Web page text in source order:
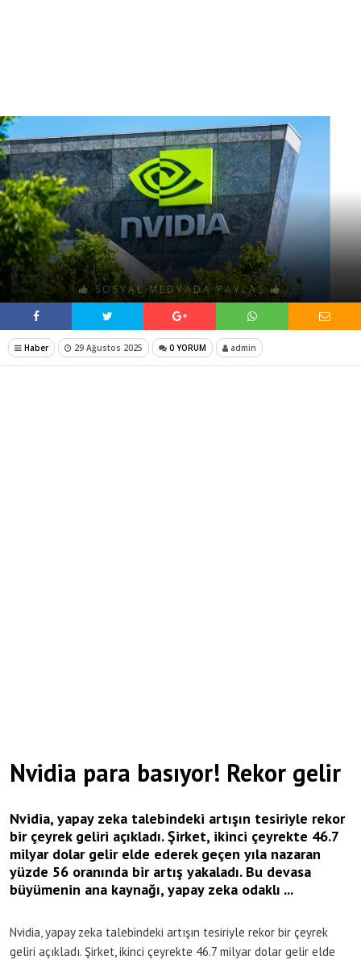
SOSYAL MEDYADA PAYLAŞ
Haber 29 Ağustos 2025 0 YORUM admin
Nvidia para basıyor! Rekor gelir
Nvidia, yapay zeka talebindeki artışın tesiriyle rekor
bir çeyrek geliri açıkladı. Şirket, ikinci çeyrekte 46.7
milyar dolar gelir elde ederek geçen yıla nazaran
yüzde 56 oranında bir artış yakaladı. Bu devasa
büyümenin ana kaynağı, yapay zeka odaklı ...
Nvidia, yapay zeka talebindeki artışın tesiriyle rekor bir çeyrek
geliri açıkladı. Şirket, ikinci çeyrekte 46.7 milyar dolar gelir elde